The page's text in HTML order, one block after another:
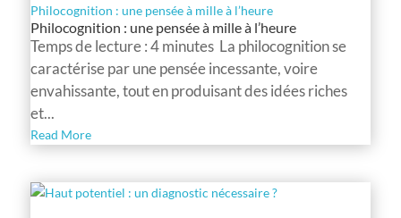
Philocognition : une pensée à mille à l’heure
Philocognition : une pensée à mille à l’heure
Temps de lecture : 4 minutes La philocognition se
caractérise par une pensée incessante, voire
envahissante, tout en produisant des idées riches
et...
Read More